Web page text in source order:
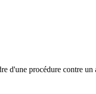
d'une procédure contre